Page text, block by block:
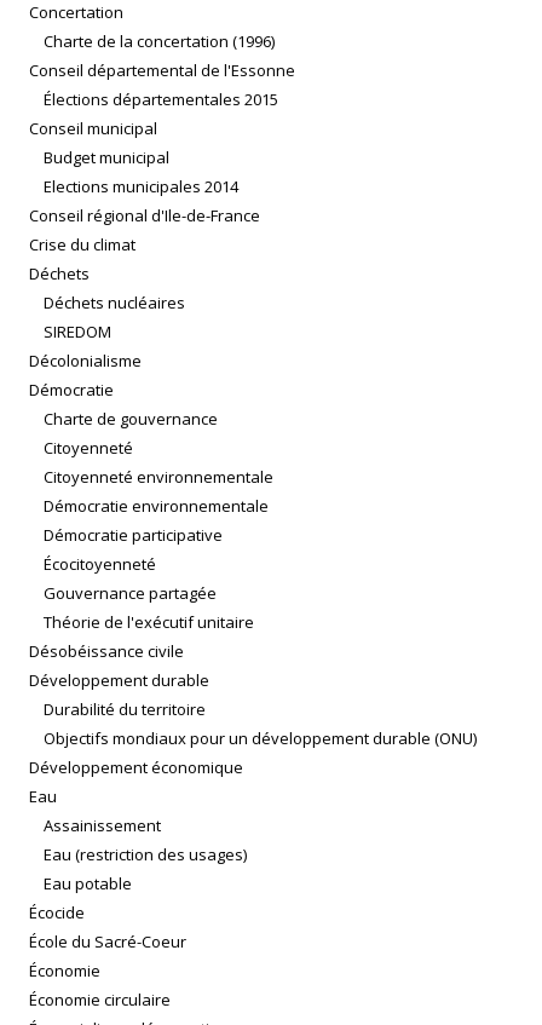
Concertation
Charte de la concertation (1996)
Conseil départemental de l'Essonne
Élections départementales 2015
Conseil municipal
Budget municipal
Elections municipales 2014
Conseil régional d'Ile-de-France
Crise du climat
Déchets
Déchets nucléaires
SIREDOM
Décolonialisme
Démocratie
Charte de gouvernance
Citoyenneté
Citoyenneté environnementale
Démocratie environnementale
Démocratie participative
Écocitoyenneté
Gouvernance partagée
Théorie de l'exécutif unitaire
Désobéissance civile
Développement durable
Durabilité du territoire
Objectifs mondiaux pour un développement durable (ONU)
Développement économique
Eau
Assainissement
Eau (restriction des usages)
Eau potable
Écocide
École du Sacré-Coeur
Économie
Économie circulaire